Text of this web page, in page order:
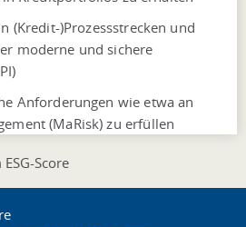
(Kredit-)Prozessstrecken und
moderne und sichere
Anforderungen wie etwa an
(MaRisk) zu erfüllen